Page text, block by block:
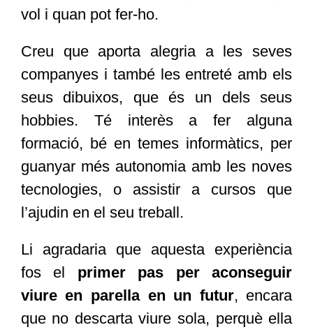
vol i quan pot fer-ho.
Creu que aporta alegria a les seves
companyes i també les entreté amb els
seus dibuixos, que és un dels seus
hobbies. Té interès a fer alguna
formació, bé en temes informàtics, per
guanyar més autonomia amb les noves
tecnologies, o assistir a cursos que
l’ajudin en el seu treball.
Li agradaria que aquesta experiència
fos el primer pas per aconseguir
viure en parella en un futur, encara
que no descarta viure sola, perquè ella